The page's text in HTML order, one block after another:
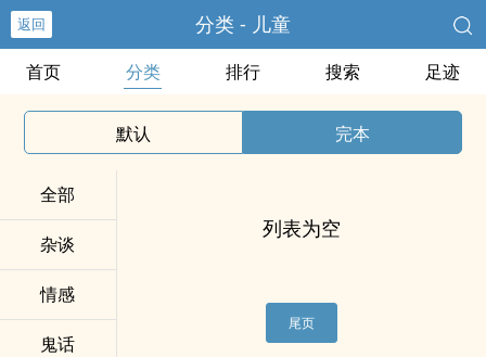
返回 分类 - 儿童
首页 分类 排行 搜索 足迹
默认 完本
全部
杂谈
情感
鬼话
列表为空
尾页